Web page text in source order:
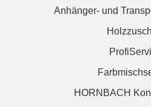
Anhänger- und
HORNBACH